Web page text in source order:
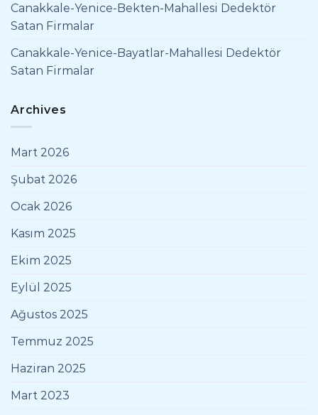
Canakkale-Yenice-Bekten-Mahallesi Dedektör
Satan Firmalar
Canakkale-Yenice-Bayatlar-Mahallesi Dedektör
Satan Firmalar
Archives
Mart 2026
Şubat 2026
Ocak 2026
Kasım 2025
Ekim 2025
Eylül 2025
Ağustos 2025
Temmuz 2025
Haziran 2025
Mart 2023